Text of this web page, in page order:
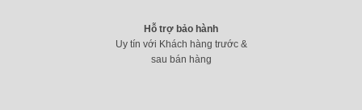
Hỗ trợ bảo hành
Uy tín với Khách hàng trước &
sau bán hàng